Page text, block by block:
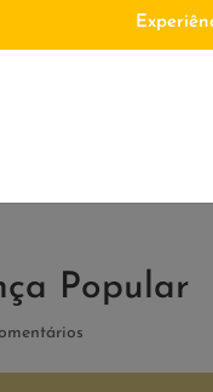
Popular